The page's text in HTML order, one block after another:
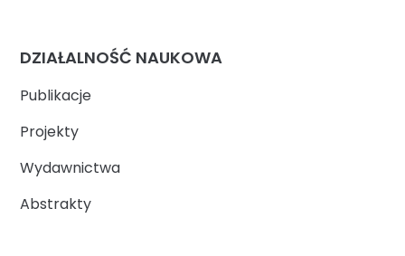
DZIAŁALNOŚĆ NAUKOWA
Publikacje
Projekty
Wydawnictwa
Abstrakty